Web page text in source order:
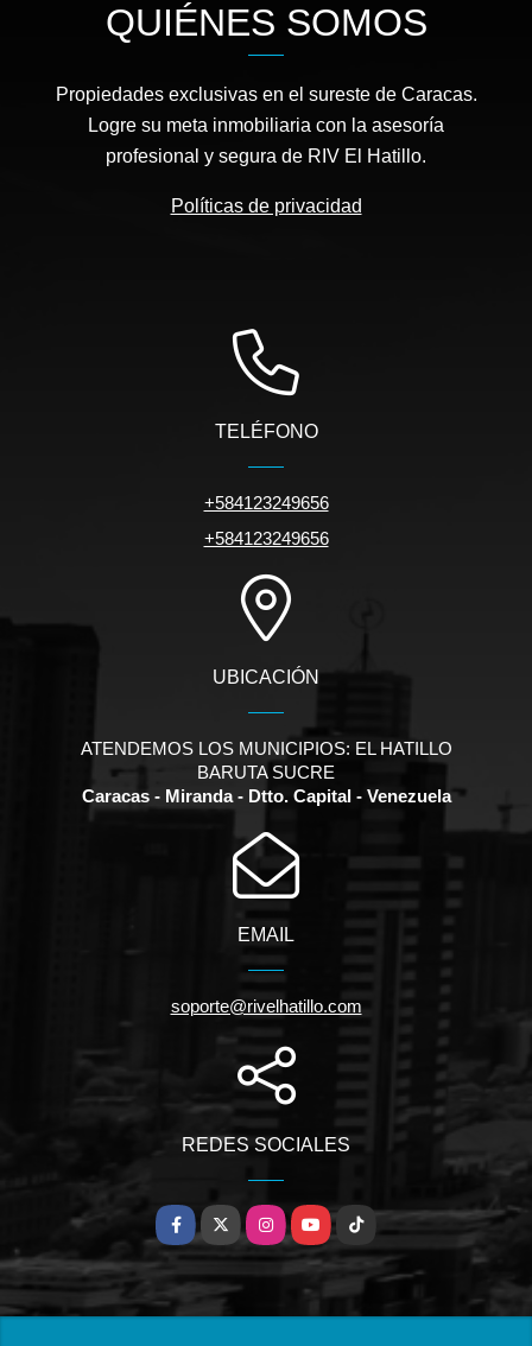
QUIÉNES SOMOS
Propiedades exclusivas en el sureste de Caracas.
Logre su meta inmobiliaria con la asesoría
profesional y segura de RIV El Hatillo.
Políticas de privacidad
TELÉFONO
+584123249656
+584123249656
UBICACIÓN
ATENDEMOS LOS MUNICIPIOS: EL HATILLO
BARUTA SUCRE
Caracas - Miranda - Dtto. Capital - Venezuela
EMAIL
soporte@rivelhatillo.com
REDES SOCIALES
Facebook
X InstagramYouTubeTikTok